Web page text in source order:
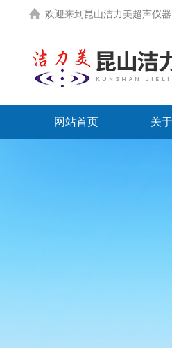
欢迎来到 昆山洁力美超声仪
网站首页 关